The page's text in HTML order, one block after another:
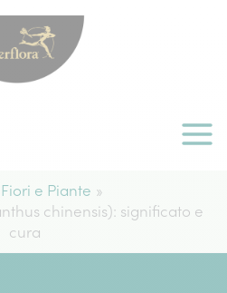
Fiori e Piante
chinensis): significato e
cura